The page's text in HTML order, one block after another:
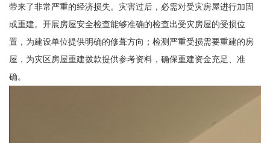
带来了非常严重的经济损失。灾害过后，必需对受灾房屋进行加固
或重建。开展房屋安全检查能够准确的检查出受灾房屋的受损位
置，为建设单位提供明确的修葺方向；检测严重受损需要重建的房
屋，为灾区房屋重建拨款提供参考资料，确保重建资金充足、准
确。